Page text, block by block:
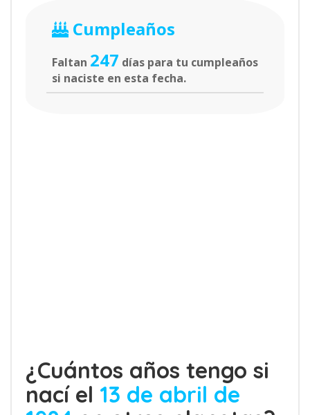
Cumpleaños
Faltan 247 días para tu cumpleaños
si naciste en esta fecha.
¿Cuántos años tengo si
nací el 13 de abril de